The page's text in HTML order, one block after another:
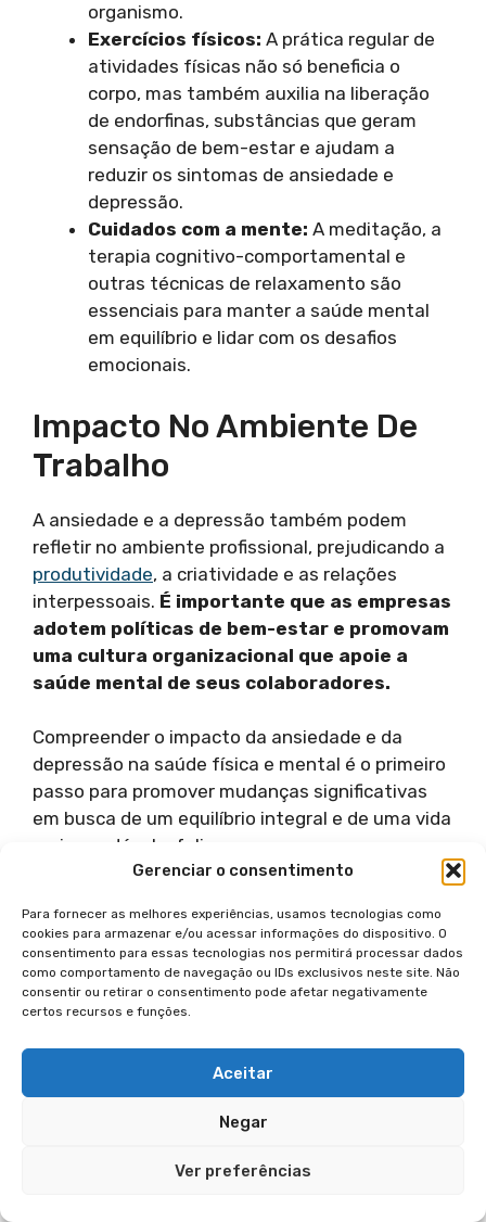
Gerenciar o consentimento
Para fornecer as melhores experiências, usamos tecnologias como
cookies para armazenar e/ou acessar informações do dispositivo. O
consentimento para essas tecnologias nos permitirá processar dados
como comportamento de navegação ou IDs exclusivos neste site. Não
consentir ou retirar o consentimento pode afetar negativamente
certos recursos e funções.
Aceitar
Negar
Ver preferências
organismo.
Exercícios físicos: A prática regular de
atividades físicas não só beneficia o
corpo, mas também auxilia na liberação
de endorfinas, substâncias que geram
sensação de bem-estar e ajudam a
reduzir os sintomas de ansiedade e
depressão.
Cuidados com a mente: A meditação, a
terapia cognitivo-comportamental e
outras técnicas de relaxamento são
essenciais para manter a saúde mental
em equilíbrio e lidar com os desafios
emocionais.
Impacto No Ambiente De
Trabalho
A ansiedade e a depressão também podem
refletir no ambiente profissional, prejudicando a
produtividade, a criatividade e as relações
interpessoais. É importante que as empresas
adotem políticas de bem-estar e promovam
uma cultura organizacional que apoie a
saúde mental de seus colaboradores.
Compreender o impacto da ansiedade e da
depressão na saúde física e mental é o primeiro
passo para promover mudanças significativas
em busca de um equilíbrio integral e de uma vida
mais saudável e feliz.
DA ANSIEDADE E DEPRESSÃO
O Impacto Na Qualidade De
Vida
A ansiedade e a depressão, quando não
significativos na qualidade de vida das pessoas.
O constante estado de preocupação e tristeza
pode interferir nas atividades diárias,